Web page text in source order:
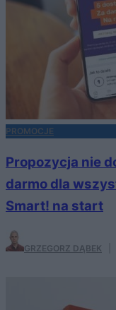
PROMOCJE
Propozycja nie
darmo dla
Smart! na start
GRZEGORZ DĄBEK